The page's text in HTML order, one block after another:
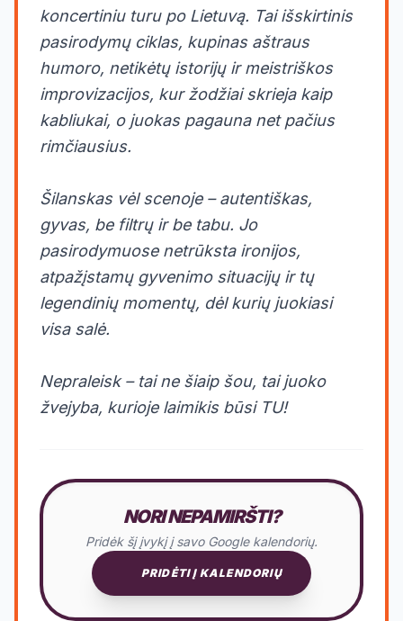
koncertiniu turu po Lietuvą. Tai išskirtinis
pasirodymų ciklas, kupinas aštraus
humoro, netikėtų istorijų ir meistriškos
improvizacijos, kur žodžiai skrieja kaip
kabliukai, o juokas pagauna net pačius
rimčiausius.
Šilanskas vėl scenoje – autentiškas,
gyvas, be filtrų ir be tabu. Jo
pasirodymuose netrūksta ironijos,
atpažįstamų gyvenimo situacijų ir tų
legendinių momentų, dėl kurių juokiasi
visa salė.
Nepraleisk – tai ne šiaip šou, tai juoko
žvejyba, kurioje laimikis būsi TU!
NORI NEPAMIRŠTI?
Pridėk šį įvykį į savo Google kalendorių.
PRIDĖTI Į KALENDORIŲ